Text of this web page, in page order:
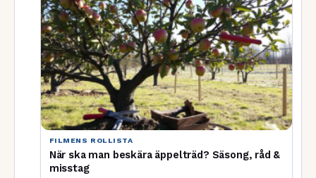
FILMENS ROLLISTA
När ska man beskära äppelträd? Säsong, råd &
misstag